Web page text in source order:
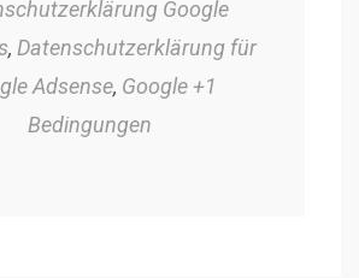
Google
, Datenschutzerklärung für
Adsense, Google +1
Bedingungen